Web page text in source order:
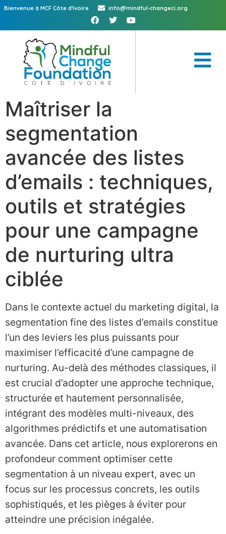
Bienvenue à MCF Côte d'Ivoire info@mindful-changeci.org
Maîtriser la
segmentation
avancée des listes
d’emails : techniques,
outils et stratégies
pour une campagne
de nurturing ultra
ciblée
Dans le contexte actuel du marketing digital, la
segmentation fine des listes d’emails constitue
l’un des leviers les plus puissants pour
maximiser l’efficacité d’une campagne de
nurturing. Au-delà des méthodes classiques, il
est crucial d’adopter une approche technique,
structurée et hautement personnalisée,
intégrant des modèles multi-niveaux, des
algorithmes prédictifs et une automatisation
avancée. Dans cet article, nous explorerons en
profondeur comment optimiser cette
segmentation à un niveau expert, avec un
focus sur les processus concrets, les outils
sophistiqués, et les pièges à éviter pour
atteindre une précision inégalée.